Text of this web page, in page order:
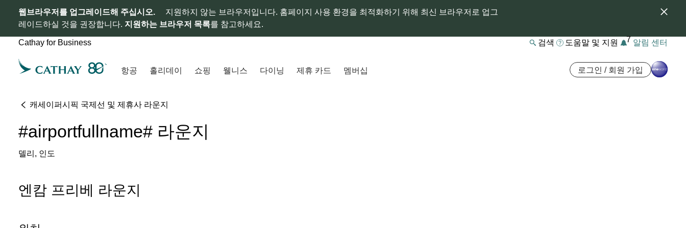
웹브라우저를 업그레이드해 주십시오.
지원하지 않는 브라우저입니다. 홈페이지 사용 환경을 최적화하기 위해 최신 브라우저로 업그
레이드하실 것을 권장합니다. 지원하는 브라우저 목록를 참고하세요.
Cathay for Business 검색 도움말 및 지원 7 알림 센터
항공 홀리데이 쇼핑 웰니스 다이닝 제휴 카드 멤버십 로그인 / 회원 가입
캐세이퍼시픽 국제선 및 제휴사 라운지
#airportfullname# 라운지
델리, 인도
엔캄 프리베 라운지